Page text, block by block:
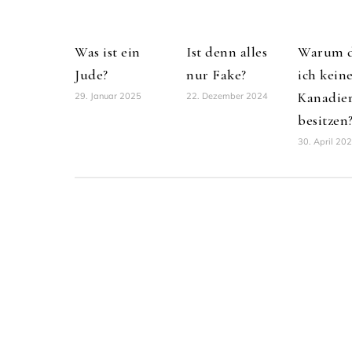
Was ist ein
Jude?
29. Januar 2025
Ist denn alles
nur Fake?
22. Dezember 2024
Warum
ich keine
Kanadier
besitzen?
30. April